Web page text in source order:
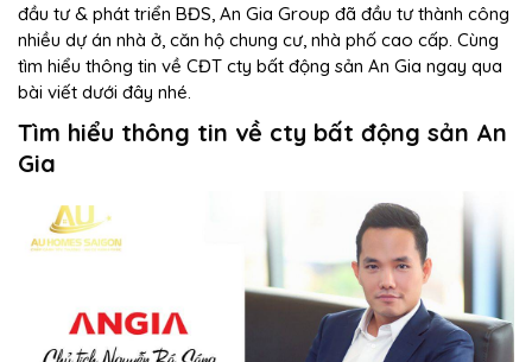
đầu tư & phát triển BĐS, An Gia Group đã đầu tư thành công
nhiều dự án nhà ở, căn hộ chung cư, nhà phố cao cấp. Cùng
tìm hiểu thông tin về CĐT cty bất động sản An Gia ngay qua
bài viết dưới đây nhé.
Tìm hiểu thông tin về cty bất động sản An
Gia